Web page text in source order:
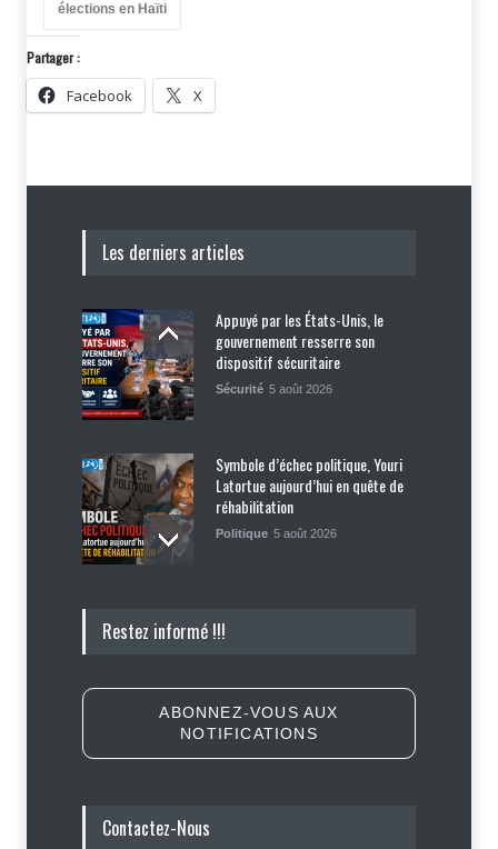
élections en Haïti
Partager :
Facebook X
Les derniers articles
Appuyé par les États-Unis, le
gouvernement resserre son
dispositif sécuritaire
Sécurité 5 août 2026
Symbole d’échec politique, Youri
Latortue aujourd’hui en quête de
réhabilitation
Politique 5 août 2026
Airways se multiplient, des clients
Élections : Alix Didier Fils-Aimé
Restez informé !!!
ABONNEZ-VOUS AUX
NOTIFICATIONS
Contactez-Nous